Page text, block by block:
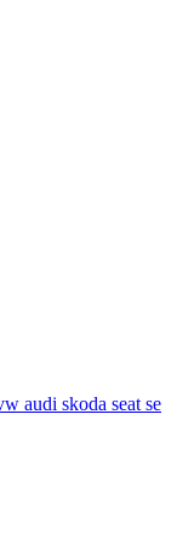
audi skoda seat se